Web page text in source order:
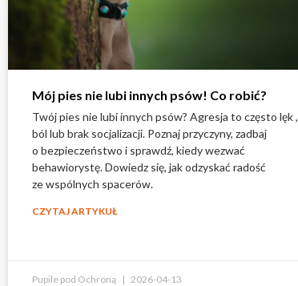
Mój pies nie lubi innych psów! Co robić?
Twój pies nie lubi innych psów? Agresja to często lęk ,
ból lub brak socjalizacji. Poznaj przyczyny, zadbaj
o bezpieczeństwo i sprawdź, kiedy wezwać
behawiorystę. Dowiedz się, jak odzyskać radość
ze wspólnych spacerów.
CZYTAJ ARTYKUŁ
Pupile pod Ochroną 2026-04-13